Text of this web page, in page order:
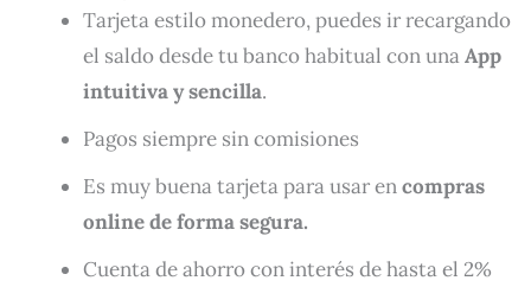
Tarjeta estilo monedero, puedes ir recargando
el saldo desde tu banco habitual con unaApp
intuitiva y sencilla.
Pagos siempre sin comisiones
Es muy buena tarjeta para usar encompras
online de forma segura.
Cuenta de ahorro con interés de hasta el 2%